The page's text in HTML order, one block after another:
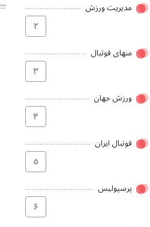
مدیریت ورزش
۲
منهای فوتبال
۳
ورزش جهان
۴
فوتبال ایران
۵
پرسپولیس
۶